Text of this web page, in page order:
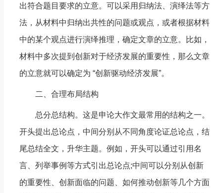
出符合题目要求的立意。可以采用归纳法、演绎法等方
法，从材料中归纳出共性的问题或观点，或者根据材料
中的某个观点进行演绎推理，确定文章的立意。比如，
材料中多次提到创新对于经济发展的重要性，那么文章
的立意就可以确定为 “创新驱动经济发展”。
二、合理布局结构
总分总结构。这是申论大作文最常用的结构之一。
开头提出总论点，中间分别从不同角度论证总论点，结
尾总结全文，升华主题。例如，开头可以通过引用名
言、列举事例等方式引出总论点;中间可以分别从创新
的重要性、创新面临的问题、如何推动创新等几个方面